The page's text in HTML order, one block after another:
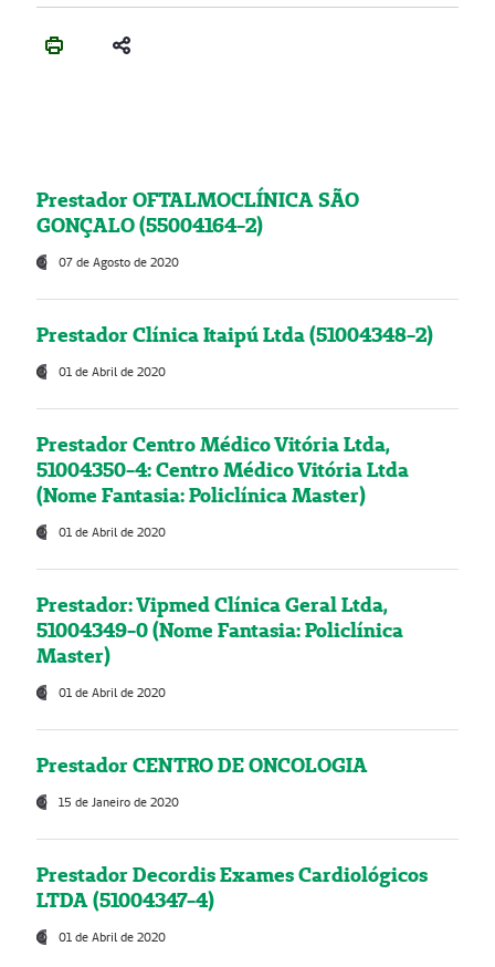
Prestador OFTALMOCLÍNICA SÃO
GONÇALO (55004164-2)
07 de Agosto de 2020
Prestador Clínica Itaipú Ltda (51004348-2)
01 de Abril de 2020
Prestador Centro Médico Vitória Ltda,
51004350-4: Centro Médico Vitória Ltda
(Nome Fantasia: Policlínica Master)
01 de Abril de 2020
Prestador: Vipmed Clínica Geral Ltda,
51004349-0 (Nome Fantasia: Policlínica
Master)
01 de Abril de 2020
Prestador CENTRO DE ONCOLOGIA
15 de Janeiro de 2020
Prestador Decordis Exames Cardiológicos
LTDA (51004347-4)
01 de Abril de 2020